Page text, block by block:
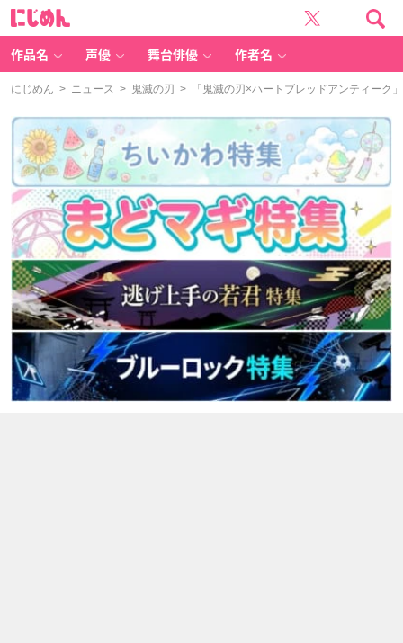
作品名 声優 舞台俳優 作者名
にじめん > ニュース > 鬼滅の刃 > 「鬼滅の刃×ハートブレッドアンティーク